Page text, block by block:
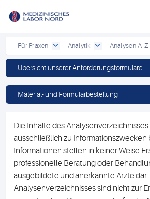
Für Praxen Analytik Analysen A-Z
Übersicht unserer Anforderungsformulare
Material- und Formularbestellung
Die Inhalte des Analysenverzeichnisses
ausschließlich zu Informationszwecken
Informationen stellen in keiner Weise
professionelle Beratung oder
ausgebildete und anerkannte Ärzte
Analysenverzeichnisses sind nicht zur